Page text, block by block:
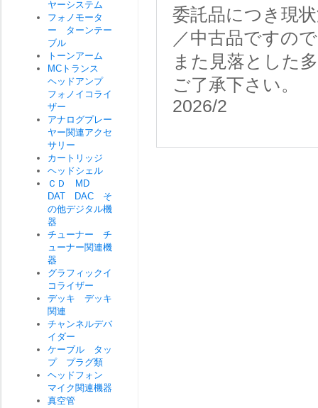
委託品につき現
／中古品ですの
また見落とした
ご了承下さい。
2026/2
ヤーシステム
フォノモータ
ー ターンテー
ブル
トーンアーム
MCトランス
ヘッドアンプ
フォノイコライ
ザー
アナログプレー
ヤー関連アクセ
サリー
カートリッジ
ヘッドシェル
ＣＤ MD
DAT DAC そ
の他デジタル機
器
チューナー チ
ューナー関連機
器
グラフィックイ
コライザー
デッキ デッキ
関連
チャンネルデバ
イダー
ケーブル タッ
プ プラグ類
ヘッドフォン
マイク関連機器
真空管